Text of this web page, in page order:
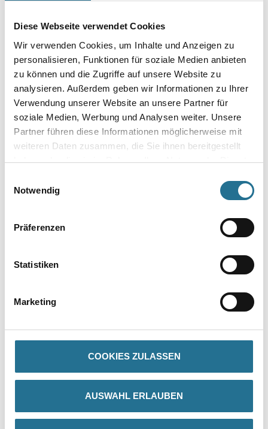
Diese Webseite verwendet Cookies
Wir verwenden Cookies, um Inhalte und Anzeigen zu
personalisieren, Funktionen für soziale Medien anbieten
zu können und die Zugriffe auf unsere Website zu
analysieren. Außerdem geben wir Informationen zu Ihrer
Verwendung unserer Website an unsere Partner für
soziale Medien, Werbung und Analysen weiter. Unsere
Partner führen diese Informationen möglicherweise mit
weiteren Daten zusammen, die Sie ihnen bereitgestellt
haben oder die sie im Rahmen Ihrer Nutzung der Dienste
Notwendig
Präferenzen
Statistiken
Marketing
COOKIES ZULASSEN
AUSWAHL ERLAUBEN
Umrechnungsfaktoren
- Mit Maschinenaufnahmetülle für Stiel oder Teleskopstange
- Haltestück aus Winkeleisen und auswechselbarem Stahlblatt
- 2 stufenlos verstellbare Gleitkufen zur gleichmäßigen
Einstellung jeder gewünschten Auftragshöhe zwischen 6 und 30
SPEZIFIKATIONEN